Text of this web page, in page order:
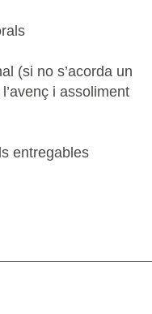
(si no s’acorda un
i assoliment
entregables